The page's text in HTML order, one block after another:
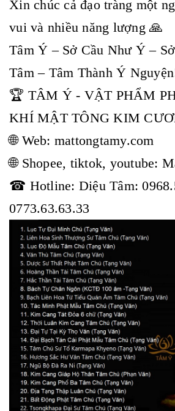
Xin chúc cả đạo tràng một
vui và nhiều năng lượng 🙏
Tâm Ý – Sở Cầu Như Ý –
Tâm – Tâm Thành Ý
🏆 TÂM Ý - VẬT PHẨM
KHÍ MẬT TÔNG KIM
🌐 Web: mattongtamy.com
🌐 Shopee, tiktok, youtube:
☎ Hotline: Diệu Tâm:
0773.63.63.33